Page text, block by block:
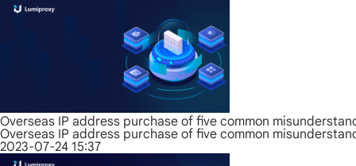
Overseas IP address purchase of five common
Overseas IP address purchase of five common
2023-07-24 15:37